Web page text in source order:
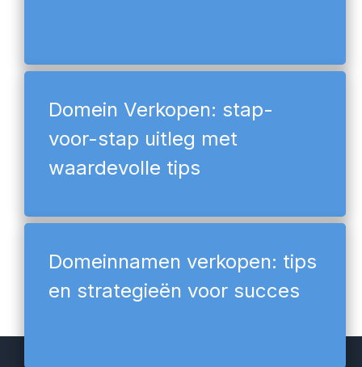
Domein Verkopen: stap-
voor-stap uitleg met
waardevolle tips
Domeinnamen verkopen: tips
en strategieën voor succes